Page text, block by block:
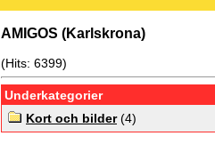
AMIGOS (Karlskrona)
(Hits: 6399)
Underkategorier
Kort och bilder(4)